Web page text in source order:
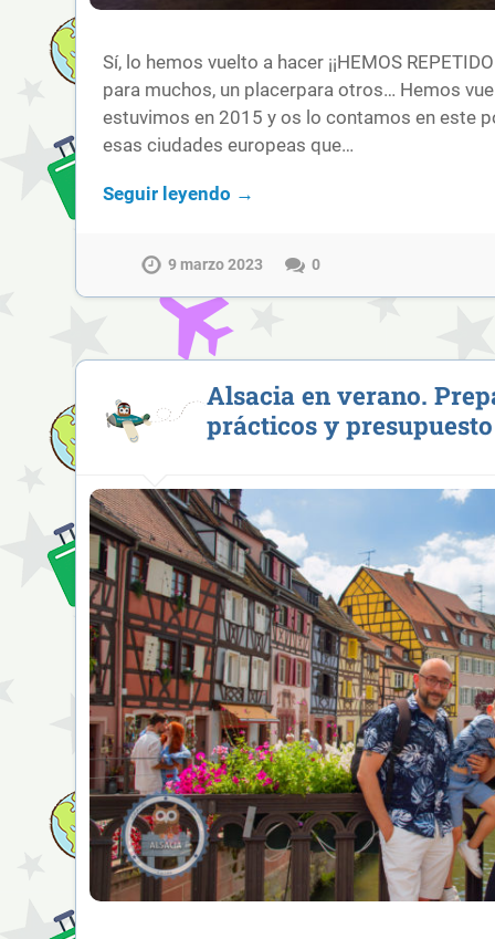
Sí, lo hemos vuelto a hacer ¡¡HEMOS
para muchos, un placerpara otros… Hemos
estuvimos en 2015 y os lo contamos en este
esas ciudades europeas que…
Seguir leyendo →
9 marzo 2023 0
Alsacia en verano.
prácticos y presupuesto